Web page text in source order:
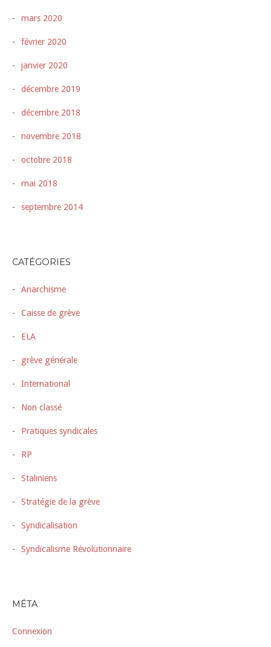
mars 2020
février 2020
janvier 2020
décembre 2019
décembre 2018
novembre 2018
octobre 2018
mai 2018
septembre 2014
CATÉGORIES
Anarchisme
Caisse de grève
ELA
grève générale
International
Non classé
Pratiques syndicales
RP
Staliniens
Stratégie de la grève
Syndicalisation
Syndicalisme Révolutionnaire
MÉTA
Connexion